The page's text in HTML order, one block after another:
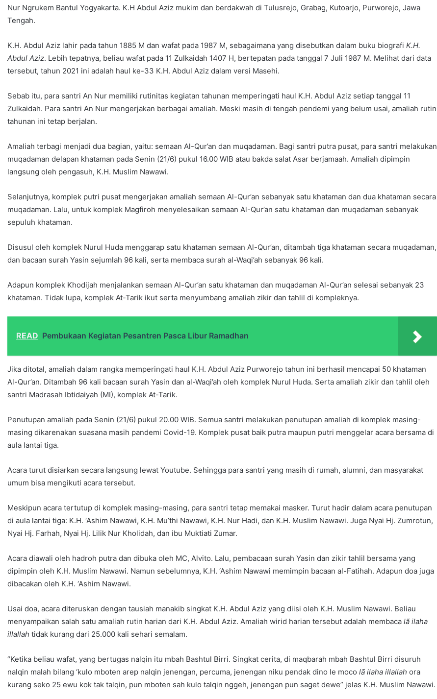
Nur Ngrukem Bantul Yogyakarta. K.H Abdul Aziz mukim dan berdakwah di Tulusrejo, Grabag, Kutoarjo, Purworejo, Jawa
Tengah.
K.H. Abdul Aziz lahir pada tahun 1885 M dan wafat pada 1987 M, sebagaimana yang disebutkan dalam buku biografi K.H.
Abdul Aziz. Lebih tepatnya, beliau wafat pada 11 Zulkaidah 1407 H, bertepatan pada tanggal 7 Juli 1987 M. Melihat dari data
tersebut, tahun 2021 ini adalah haul ke-33 K.H. Abdul Aziz dalam versi Masehi.
Sebab itu, para santri An Nur memiliki rutinitas kegiatan tahunan memperingati haul K.H. Abdul Aziz setiap tanggal 11
Zulkaidah. Para santri An Nur mengerjakan berbagai amaliah. Meski masih di tengah pendemi yang belum usai, amaliah rutin
tahunan ini tetap berjalan.
Amaliah terbagi menjadi dua bagian, yaitu: semaan Al-Qur’an dan muqadaman. Bagi santri putra pusat, para santri melakukan
muqadaman delapan khataman pada Senin (21/6) pukul 16.00 WIB atau bakda salat Asar berjamaah. Amaliah dipimpin
langsung oleh pengasuh, K.H. Muslim Nawawi.
Selanjutnya, komplek putri pusat mengerjakan amaliah semaan Al-Qur’an sebanyak satu khataman dan dua khataman secara
muqadaman. Lalu, untuk komplek Magfiroh menyelesaikan semaan Al-Qur’an satu khataman dan muqadaman sebanyak
sepuluh khataman.
Disusul oleh komplek Nurul Huda menggarap satu khataman semaan Al-Qur’an, ditambah tiga khataman secara muqadaman,
dan bacaan surah Yasin sejumlah 96 kali, serta membaca surah al-Waqi’ah sebanyak 96 kali.
Adapun komplek Khodijah menjalankan semaan Al-Qur’an satu khataman dan muqadaman Al-Qur’an selesai sebanyak 23
khataman. Tidak lupa, komplek At-Tarik ikut serta menyumbang amaliah zikir dan tahlil di kompleknya.
READ Pembukaan Kegiatan Pesantren Pasca Libur Ramadhan
Jika ditotal, amaliah dalam rangka memperingati haul K.H. Abdul Aziz Purworejo tahun ini berhasil mencapai 50 khataman
Al-Qur’an. Ditambah 96 kali bacaan surah Yasin dan al-Waqi’ah oleh komplek Nurul Huda. Serta amaliah zikir dan tahlil oleh
santri Madrasah Ibtidaiyah (MI), komplek At-Tarik.
Penutupan amaliah pada Senin (21/6) pukul 20.00 WIB. Semua santri melakukan penutupan amaliah di komplek masing-
masing dikarenakan suasana masih pandemi Covid-19. Komplek pusat baik putra maupun putri menggelar acara bersama di
aula lantai tiga.
Acara turut disiarkan secara langsung lewat Youtube. Sehingga para santri yang masih di rumah, alumni, dan masyarakat
umum bisa mengikuti acara tersebut.
Meskipun acara tertutup di komplek masing-masing, para santri tetap memakai masker. Turut hadir dalam acara penutupan
di aula lantai tiga: K.H. ‘Ashim Nawawi, K.H. Mu’thi Nawawi, K.H. Nur Hadi, dan K.H. Muslim Nawawi. Juga Nyai Hj. Zumrotun,
Nyai Hj. Farhah, Nyai Hj. Lilik Nur Kholidah, dan ibu Muktiati Zumar.
Acara diawali oleh hadroh putra dan dibuka oleh MC, Alvito. Lalu, pembacaan surah Yasin dan zikir tahlil bersama yang
dipimpin oleh K.H. Muslim Nawawi. Namun sebelumnya, K.H. ‘Ashim Nawawi memimpin bacaan al-Fatihah. Adapun doa juga
dibacakan oleh K.H. ‘Ashim Nawawi.
Usai doa, acara diteruskan dengan tausiah manakib singkat K.H. Abdul Aziz yang diisi oleh K.H. Muslim Nawawi. Beliau
menyampaikan salah satu amaliah rutin harian dari K.H. Abdul Aziz. Amaliah wirid harian tersebut adalah membaca lã ilaha
illallah tidak kurang dari 25.000 kali sehari semalam.
“Ketika beliau wafat, yang bertugas nalqin itu mbah Bashtul Birri. Singkat cerita, di maqbarah mbah Bashtul Birri disuruh
nalqin malah bilang ‘kulo mboten arep nalqin jenengan, percuma, jenengan niku pendak dino le moco lã ilaha illallah ora
kurang seko 25 ewu kok tak talqin, pun mboten sah kulo talqin nggeh, jenengan pun saget dewe” jelas K.H. Muslim Nawawi.